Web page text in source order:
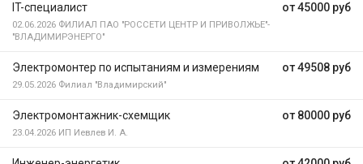
от 45000 руб
IT-специалист
02.06.2026 ФИЛИАЛ ПАО "РОССЕТИ ЦЕНТР И ПРИВОЛЖЬЕ"-
"ВЛАДИМИРЭНЕРГО"
от 49508 руб
Электромонтер по испытаниям и измерениям
29.05.2026 Филиал "Владимирский"
от 80000 руб
Электромонтажник-схемщик
23.04.2026 ИП Иевлев И. А.